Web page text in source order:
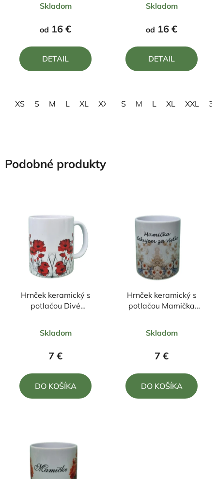
hodnotenie
produktu
4,5
z
Skladom
od 16 €
DETAIL
XS S M L XL XXL 3XL
hodnotenie
produktu
5,0
z
Skladom
od 16 €
DETAIL
S M L XL XXL
Podobné produkty
Hrnček keramický s
potlačou Divé
hodnotenie
produktu
5,0
z
Skladom
7 €
DO KOŠÍKA
Hrnček keramický s
potlačou Mamička
hodnotenie
produktu
4,5
z
Skladom
7 €
DO KOŠÍKA